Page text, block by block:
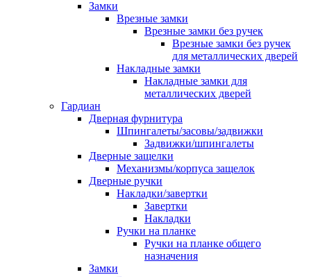
Замки
Врезные замки
Врезные замки без ручек
Врезные замки без ручек
для металлических дверей
Накладные замки
Накладные замки для
металлических дверей
Гардиан
Дверная фурнитура
Шпингалеты/засовы/задвижки
Задвижки/шпингалеты
Дверные защелки
Механизмы/корпуса защелок
Дверные ручки
Накладки/завертки
Завертки
Накладки
Ручки на планке
Ручки на планке общего
назначения
Замки